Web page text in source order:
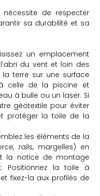
de respecter
sa durabilité et sa
un emplacement
du vent et loin des
la terre sur une surface
celle de la piscine et
à bulle ou un laser. Si
géotextile pour éviter
protéger la toile de la
les éléments de la
rails, margelles) en
la notice de montage
Positionnez la toile à
fixez-la aux profilés de